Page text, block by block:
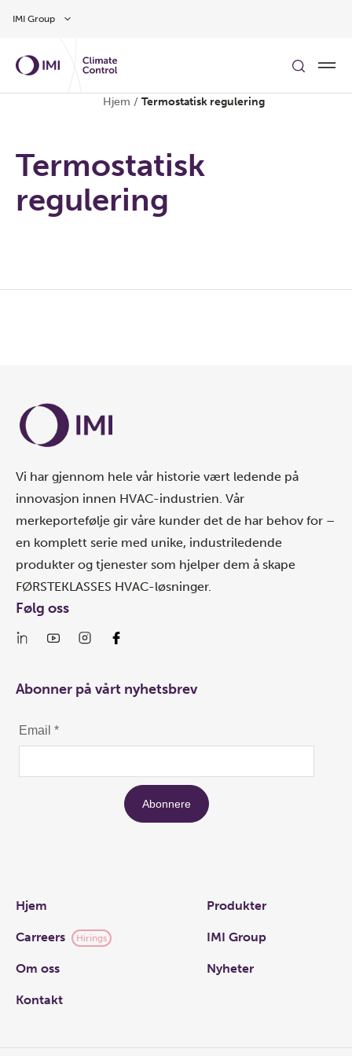
IMI Group
Hjem / Termostatisk regulering
Termostatisk
regulering
Vi har gjennom hele vår historie vært ledende på
innovasjon innen HVAC-industrien. Vår
merkeportefølje gir våre kunder det de har behov for –
en komplett serie med unike, industriledende
produkter og tjenester som hjelper dem å skape
FØRSTEKLASSES HVAC-løsninger.
Links
Hjem Produkter
Carreers Hirings IMI Group
Om oss Nyheter
Kontakt
Følg oss
Abonner på vårt nyhetsbrev